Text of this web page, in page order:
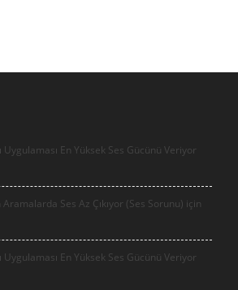
Uygulaması En Yüksek Ses Gücünü Veriyor
Ses Az Çıkıyor (Ses Sorunu) için
Uygulaması En Yüksek Ses Gücünü Veriyor